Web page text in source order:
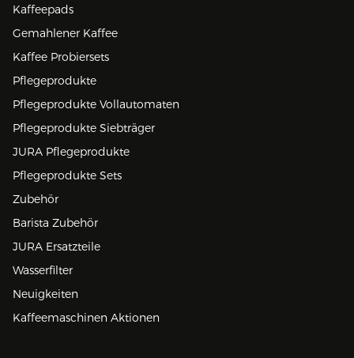
Kaffeepads
Gemahlener Kaffee
Kaffee Probiersets
Pflegeprodukte
Pflegeprodukte Vollautomaten
Pflegeprodukte Siebträger
JURA Pflegeprodukte
Pflegeprodukte Sets
Zubehör
Barista Zubehör
JURA Ersatzteile
Wasserfilter
Neuigkeiten
Kaffeemaschinen Aktionen